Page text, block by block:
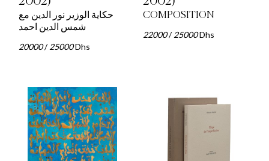
حكاية الوزير نور الدين مع
شمس الدين احمد
20000/25000Dhs
COMPOSITION
22000/25000Dhs